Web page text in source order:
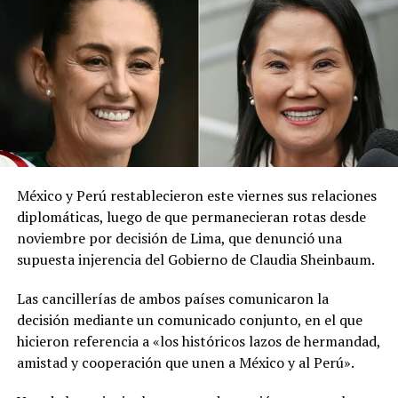
precauciones necesarias», publicó la institución en la
red social X.
El ministerio agregó que, pese a la presencia del polvo
del Sahara, se esperan lluvias durante los próximos días,
por lo que pidió a la población mantenerse atenta a la
información oficial sobre las condiciones
meteorológicas.
Las autoridades reiteraron el llamado a consultar los
canales oficiales del MARN y adoptar las medidas de
prevención necesarias para reducir los efectos de este
fenómeno atmosférico, especialmente entre las
personas con mayor riesgo de complicaciones de salud.
Comparte esto:
Facebook X
México y Perú restablecieron este viernes sus relaciones
diplomáticas, luego de que permanecieran rotas desde
noviembre por decisión de Lima, que denunció una
supuesta injerencia del Gobierno de Claudia Sheinbaum.
Las cancillerías de ambos países comunicaron la
decisión mediante un comunicado conjunto, en el que
hicieron referencia a «los históricos lazos de hermandad,
amistad y cooperación que unen a México y al Perú».